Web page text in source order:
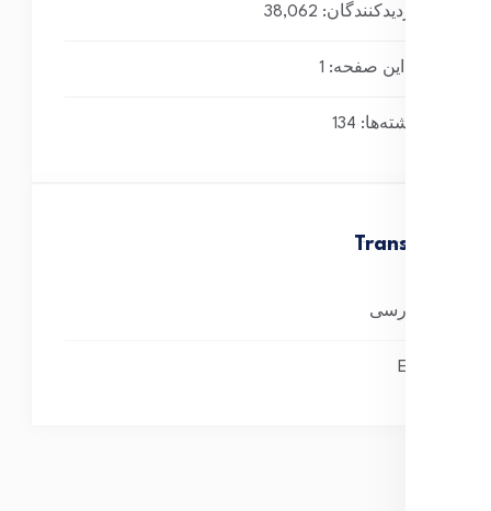
کل بازدیدکنند‌گان: 38,062
بازدید این صفحه: 1
کل نوشته‌ها: 134
Translate
فارسی
English